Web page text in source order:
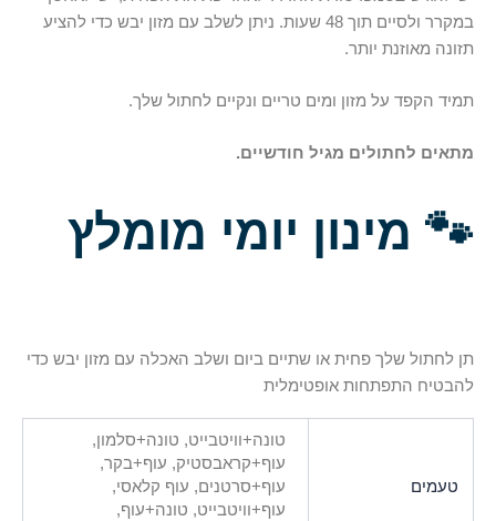
במקרר ולסיים תוך 48 שעות. ניתן לשלב עם מזון יבש כדי להציע
תזונה מאוזנת יותר.
תמיד הקפד על מזון ומים טריים ונקיים לחתול שלך.
מתאים לחתולים מגיל חודשיים.
🐾 מינון יומי מומלץ
תן לחתול שלך פחית או שתיים ביום ושלב האכלה עם מזון יבש כדי
להבטיח התפתחות אופטימלית
טעמים
טונה+וויטבייט, טונה+סלמון,
עוף+קראבסטיק, עוף+בקר,
עוף+סרטנים, עוף קלאסי,
עוף+וויטבייט, טונה+עוף,